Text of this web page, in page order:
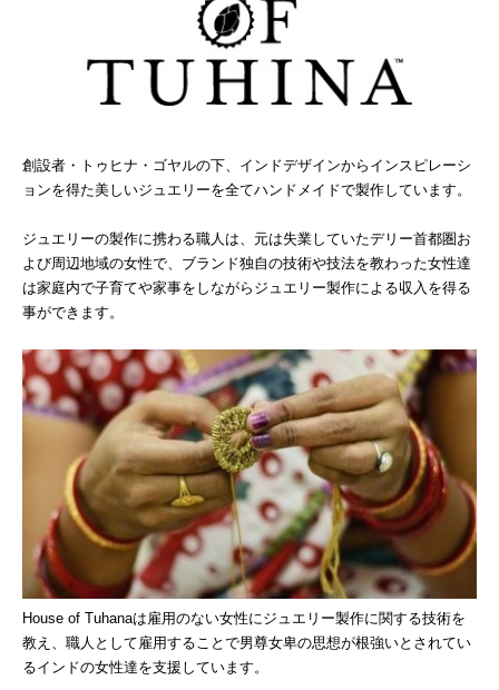
創設者・トゥヒナ・ゴヤルの下、インドデザインからインスピレーシ
ョンを得た美しいジュエリーを全てハンドメイドで製作しています。
ジュエリーの製作に携わる職人は、元は失業していたデリー首都圏お
よび周辺地域の女性で、ブランド独自の技術や技法を教わった女性達
は家庭内で子育てや家事をしながらジュエリー製作による収入を得る
事ができます。
House of Tuhanaは雇用のない女性にジュエリー製作に関する技術を
教え、職人として雇用することで男尊女卑の思想が根強いとされてい
るインドの女性達を支援しています。